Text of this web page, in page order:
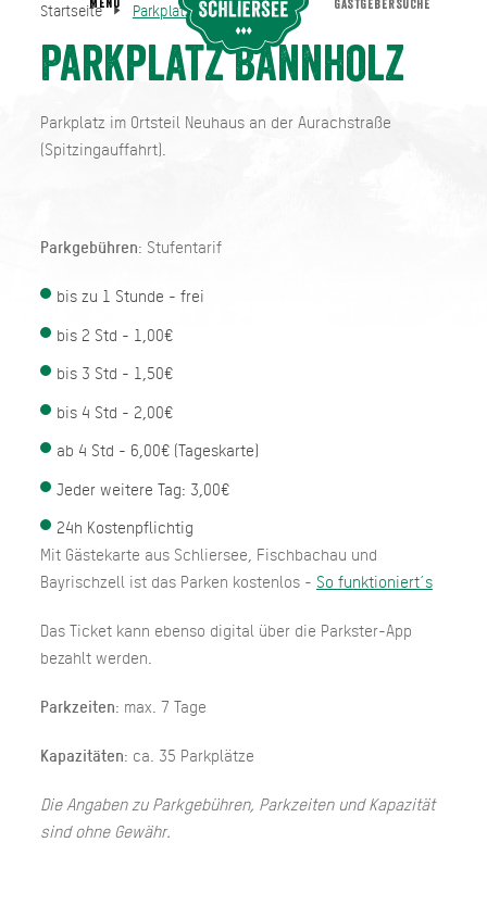
Startseite Parkplatz Bannholz
Parkplatz Bannholz
Parkplatz im Ortsteil Neuhaus an der Aurachstraße
(Spitzingauffahrt).
Parkgebühren: Stufentarif
bis zu 1 Stunde - frei
bis 2 Std - 1,00€
bis 3 Std - 1,50€
bis 4 Std - 2,00€
ab 4 Std - 6,00€ (Tageskarte)
Jeder weitere Tag: 3,00€
24h Kostenpflichtig
Mit Gästekarte aus Schliersee, Fischbachau und
Bayrischzell ist das Parken kostenlos - So funktioniert´s
Das Ticket kann ebenso digital über die Parkster-App
bezahlt werden.
Parkzeiten: max. 7 Tage
Kapazitäten: ca. 35 Parkplätze
Die Angaben zu Parkgebühren, Parkzeiten und Kapazität
sind ohne Gewähr.
Startseite Parkplatz Bannholz
MENU GASTGEBERSUCHE